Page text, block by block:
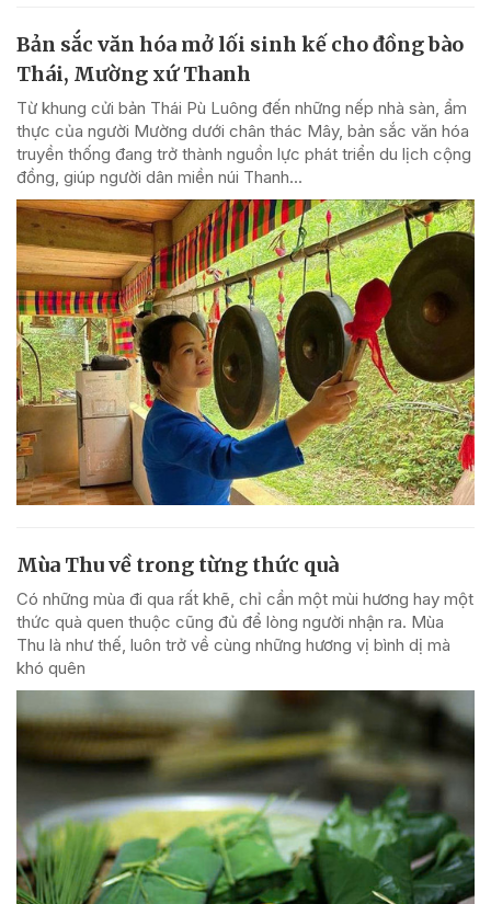
Bản sắc văn hóa mở lối sinh kế cho đồng bào
Thái, Mường xứ Thanh
Từ khung cửi bản Thái Pù Luông đến những nếp nhà sàn, ẩm
thực của người Mường dưới chân thác Mây, bản sắc văn hóa
truyền thống đang trở thành nguồn lực phát triển du lịch cộng
đồng, giúp người dân miền núi Thanh...
Mùa Thu về trong từng thức quà
Có những mùa đi qua rất khẽ, chỉ cần một mùi hương hay một
thức quà quen thuộc cũng đủ để lòng người nhận ra. Mùa
Thu là như thế, luôn trở về cùng những hương vị bình dị mà
khó quên